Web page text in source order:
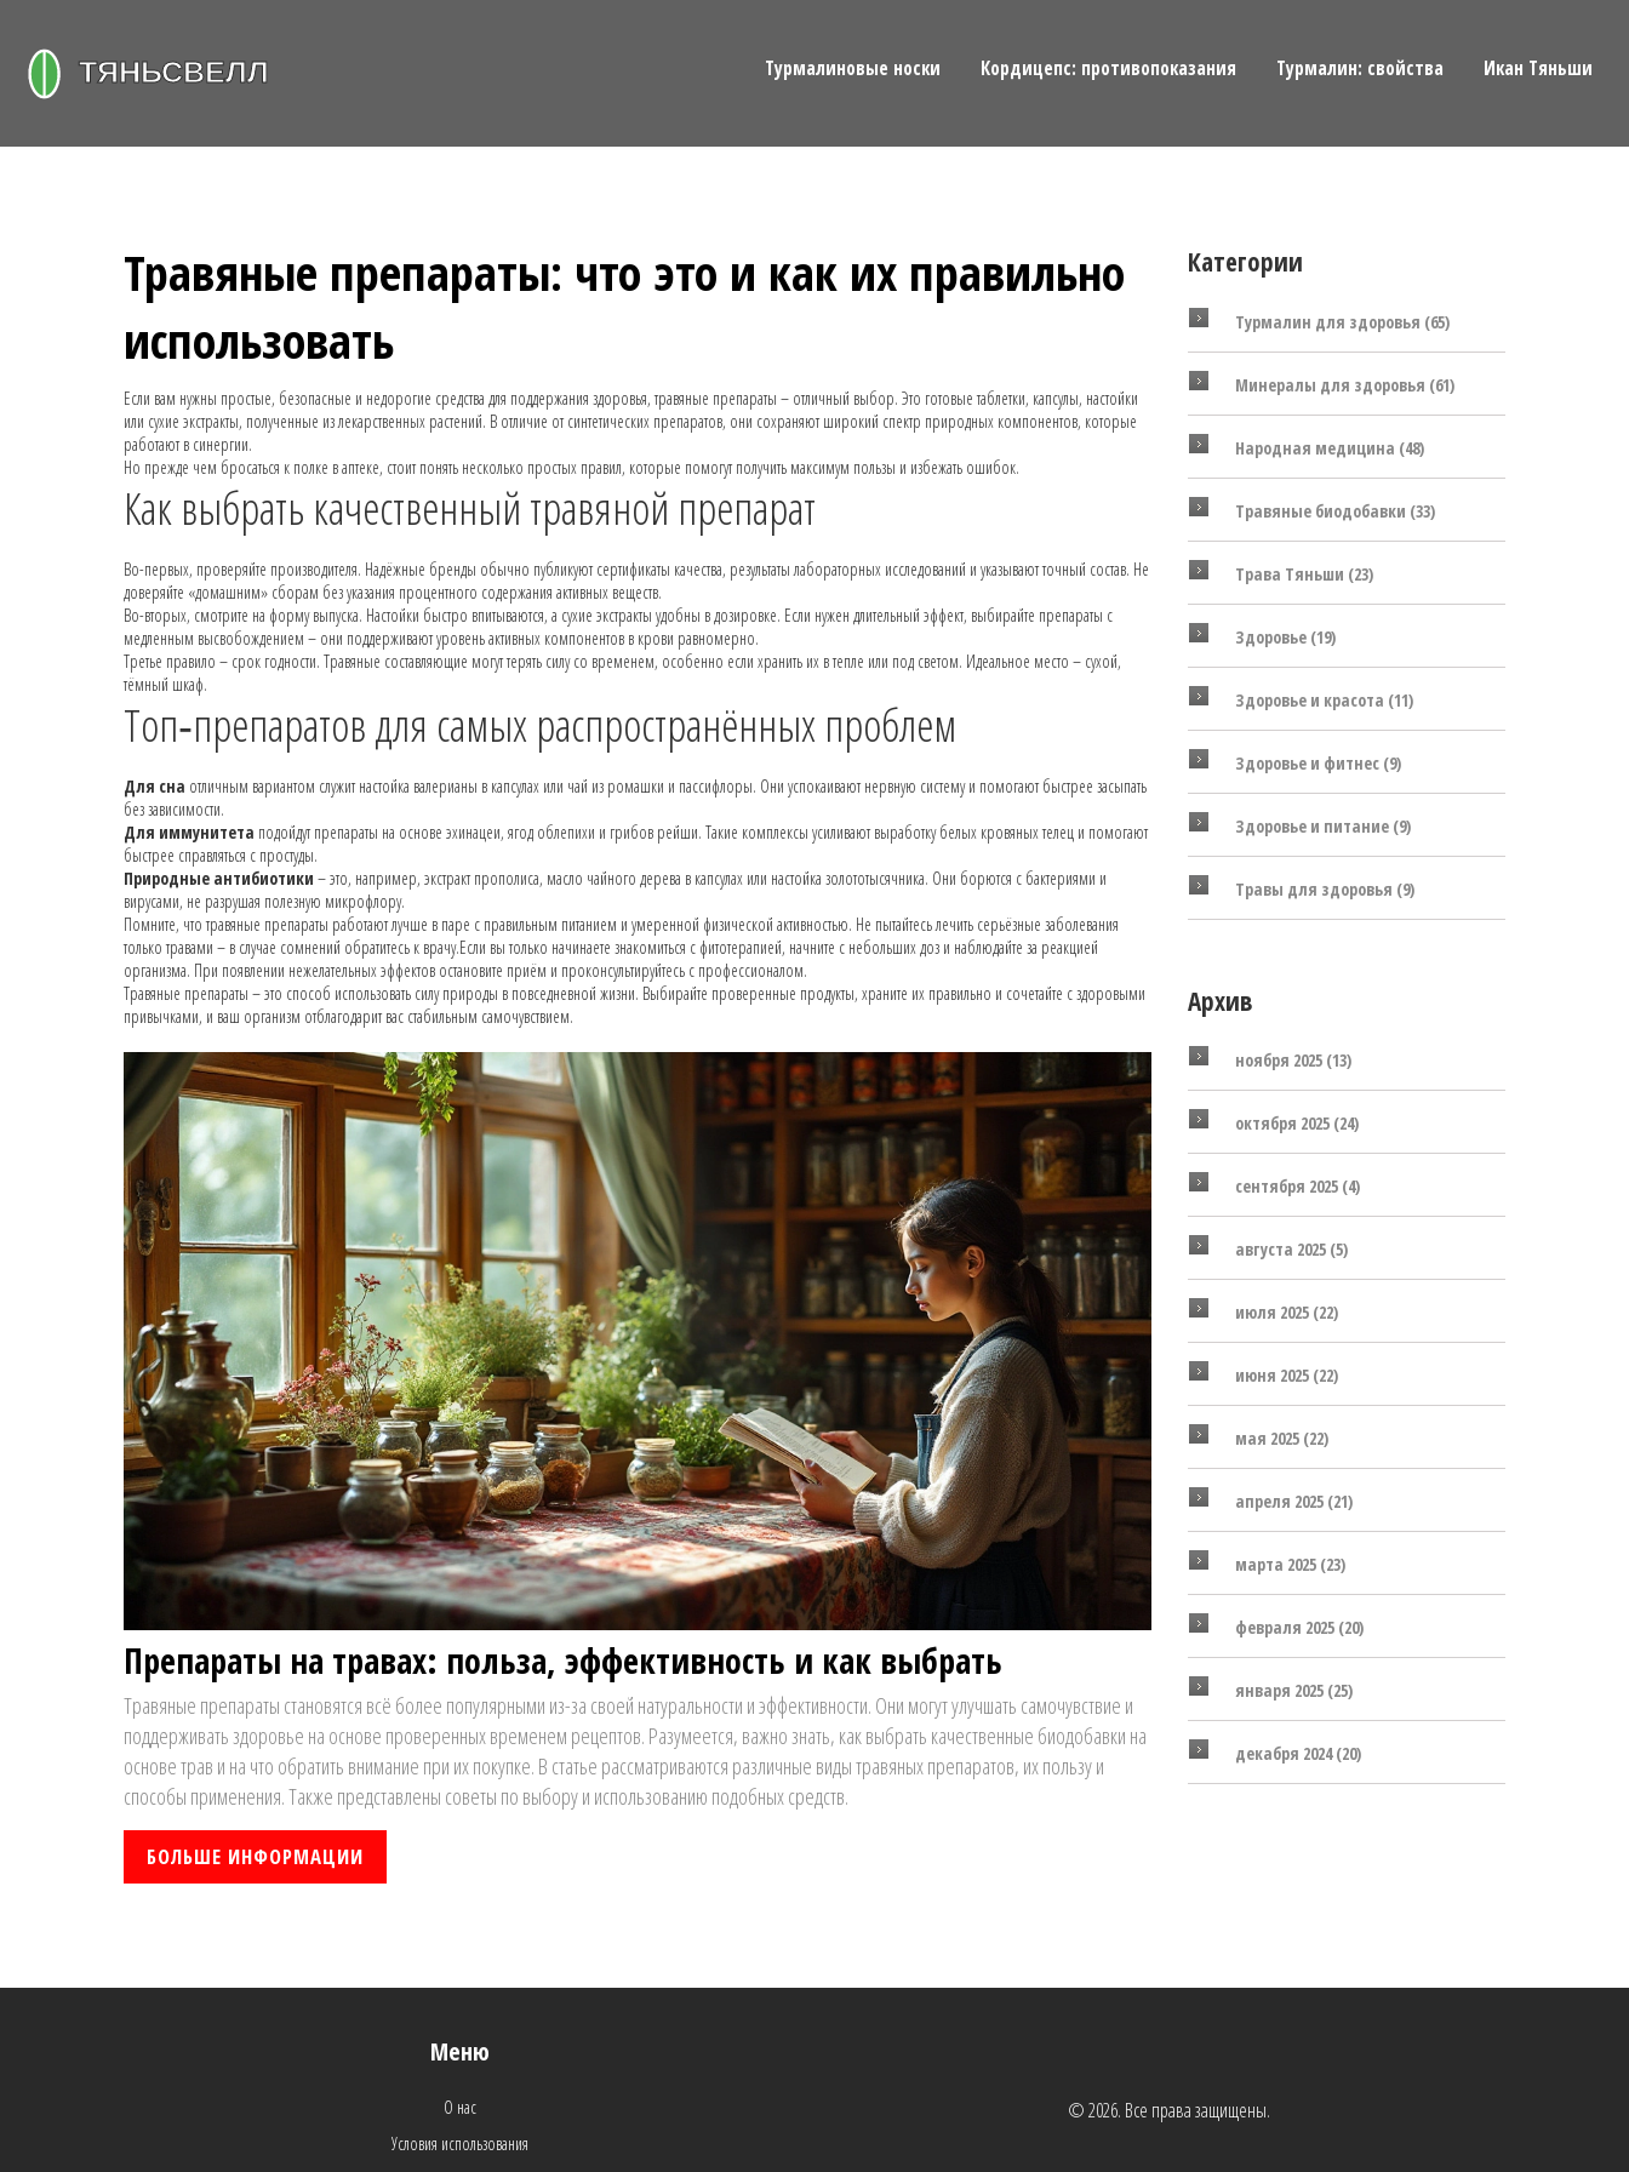
Турмалиновые носки Кордицепс: противопоказания Турмалин: свойства Икан Тяньши
Травяные препараты: что это и как их правильно
использовать
Если вам нужны простые, безопасные и недорогие средства для поддержания здоровья, травяные препараты – отличный выбор. Это готовые таблетки, капсулы, настойки
или сухие экстракты, полученные из лекарственных растений. В отличие от синтетических препаратов, они сохраняют широкий спектр природных компонентов, которые
работают в синергии.
Но прежде чем бросаться к полке в аптеке, стоит понять несколько простых правил, которые помогут получить максимум пользы и избежать ошибок.
Как выбрать качественный травяной препарат
Во-первых, проверяйте производителя. Надёжные бренды обычно публикуют сертификаты качества, результаты лабораторных исследований и указывают точный состав. Не
доверяйте «домашним» сборам без указания процентного содержания активных веществ.
Во-вторых, смотрите на форму выпуска. Настойки быстро впитываются, а сухие экстракты удобны в дозировке. Если нужен длительный эффект, выбирайте препараты с
медленным высвобождением – они поддерживают уровень активных компонентов в крови равномерно.
Третье правило – срок годности. Травяные составляющие могут терять силу со временем, особенно если хранить их в тепле или под светом. Идеальное место – сухой,
тёмный шкаф.
Топ‑препаратов для самых распространённых проблем
Для сна отличным вариантом служит настойка валерианы в капсулах или чай из ромашки и пассифлоры. Они успокаивают нервную систему и помогают быстрее засыпать
без зависимости.
Для иммунитета подойдут препараты на основе эхинацеи, ягод облепихи и грибов рейши. Такие комплексы усиливают выработку белых кровяных телец и помогают
быстрее справляться с простуды.
Природные антибиотики – это, например, экстракт прополиса, масло чайного дерева в капсулах или настойка золототысячника. Они борются с бактериями и
вирусами, не разрушая полезную микрофлору.
Помните, что травяные препараты работают лучше в паре с правильным питанием и умеренной физической активностью. Не пытайтесь лечить серьёзные заболевания
только травами – в случае сомнений обратитесь к врачу.Если вы только начинаете знакомиться с фитотерапией, начните с небольших доз и наблюдайте за реакцией
организма. При появлении нежелательных эффектов остановите приём и проконсультируйтесь с профессионалом.
Травяные препараты – это способ использовать силу природы в повседневной жизни. Выбирайте проверенные продукты, храните их правильно и сочетайте с здоровыми
привычками, и ваш организм отблагодарит вас стабильным самочувствием.
Препараты на травах: польза, эффективность и как выбрать
Травяные препараты становятся всё более популярными из-за своей натуральности и эффективности. Они могут улучшать самочувствие и
поддерживать здоровье на основе проверенных временем рецептов. Разумеется, важно знать, как выбрать качественные биодобавки на
основе трав и на что обратить внимание при их покупке. В статье рассматриваются различные виды травяных препаратов, их пользу и
способы применения. Также представлены советы по выбору и использованию подобных средств.
БОЛЬШЕ ИНФОРМАЦИИ
Категории
Турмалин для здоровья (65)
Минералы для здоровья (61)
Народная медицина (48)
Травяные биодобавки (33)
Трава Тяньши (23)
Здоровье (19)
Здоровье и красота (11)
Здоровье и фитнес (9)
Здоровье и питание (9)
Травы для здоровья (9)
Архив
ноября 2025 (13)
октября 2025 (24)
сентября 2025 (4)
августа 2025 (5)
июля 2025 (22)
июня 2025 (22)
мая 2025 (22)
апреля 2025 (21)
марта 2025 (23)
февраля 2025 (20)
января 2025 (25)
декабря 2024(20)
Меню
О нас
Условия использования
© 2026. Все права защищены.